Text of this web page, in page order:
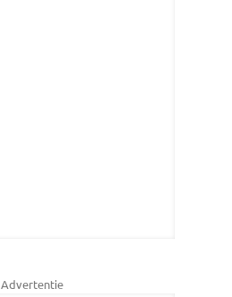
Advertentie